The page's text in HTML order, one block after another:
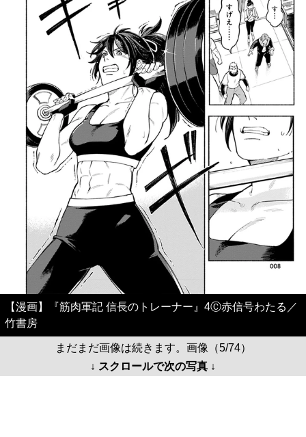
【漫画】『筋肉軍記 信長のトレーナー』4Ⓒ赤信号わたる／
竹書房
まだまだ画像は続きます。画像（5/74）
↓ スクロールで次の写真 ↓